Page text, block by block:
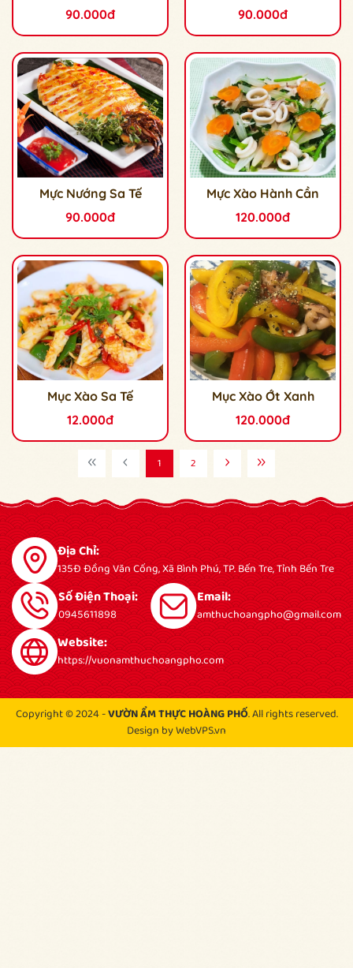
90.000đ
90.000đ
Mực Nướng Sa Tế
90.000đ
Mực Xào Hành Cần
120.000đ
Mục Xào Sa Tế
12.000đ
Mục Xào Ớt Xanh
120.000đ
1 2
Địa Chỉ:
135Đ Đồng Văn Cống, Xã Bình Phú, TP. Bến Tre, Tỉnh Bến Tre
Số Điện Thoại:
0945611898
Email:
amthuchoangpho@gmail.com
Website:
https://vuonamthuchoangpho.com
Copyright © 2024 -VƯỜN ẨM THỰC HOÀNG PHỐ. All rights reserved.
Design by WebVPS.vn